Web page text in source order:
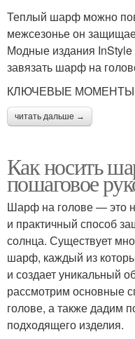
Теплый шарф можно
межсезонье он
Модные издания InStyle
завязать шарф на
КЛЮЧЕВЫЕ МОМЕНТЫ
читать дальше →
Как носить
пошаговое
Шарф на голове — это
и практичный способ
солнца. Существует
шарф, каждый из
и создает уникальный
рассмотрим основные
голове, а также дадим
подходящего изделия.